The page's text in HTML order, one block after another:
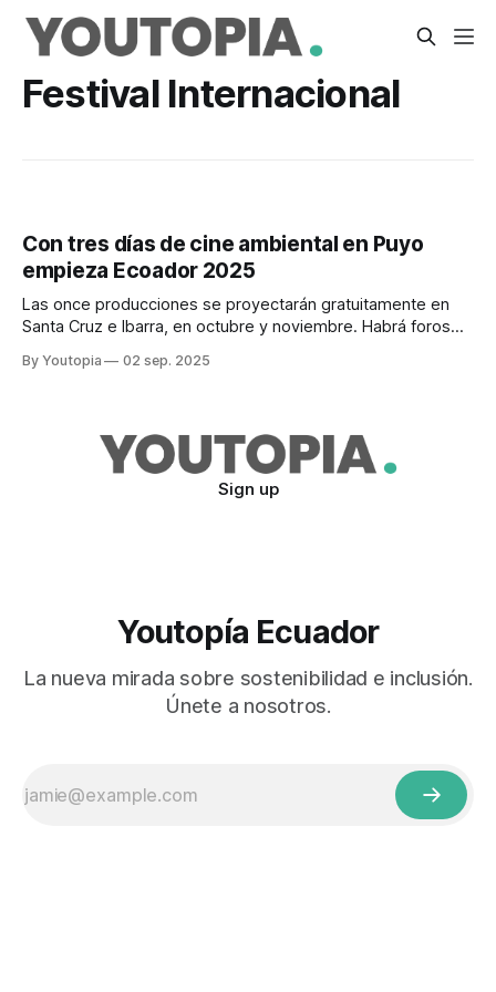
Festival Internacional
Con tres días de cine ambiental en Puyo
empieza Ecoador 2025
Las once producciones se proyectarán gratuitamente en
Santa Cruz e Ibarra, en octubre y noviembre. Habrá foros
By Youtopia 02 sep. 2025
Sign up
Youtopía Ecuador
La nueva mirada sobre sostenibilidad e inclusión.
Únete a nosotros.